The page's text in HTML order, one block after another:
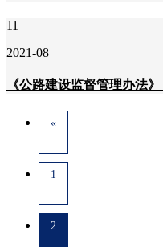
11
2021-08
《公路建设监督管理办法
«
1
2